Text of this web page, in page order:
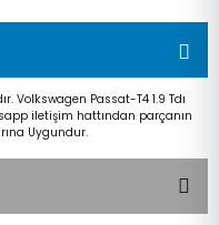
Volkswagen Passat-T4 1.9 Tdı
iletişim hattından parçanın
Uygundur.